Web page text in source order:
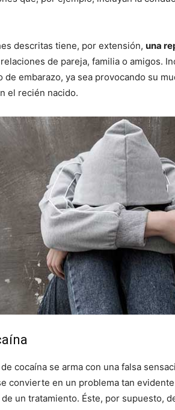
descritas tiene, por extensión, una
de pareja, familia o amigos.
embarazo, ya sea provocando su
el recién nacido.
cocaína se arma con una falsa
convierte en un problema tan
un tratamiento. Éste, por supuesto,